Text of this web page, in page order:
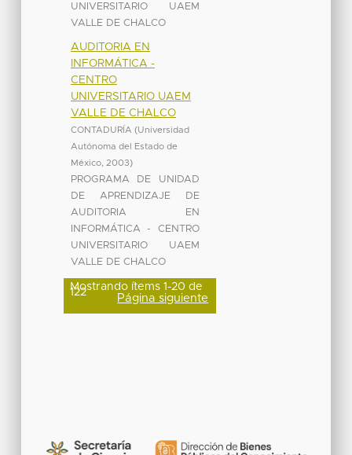
UNIVERSITARIO UAEM
VALLE DE CHALCO
AUDITORIA EN
INFORMÁTICA -
CENTRO
UNIVERSITARIO UAEM
VALLE DE CHALCO
CONTADURÍA (Universidad
Autónoma del Estado de
México, 2003)
PROGRAMA DE UNIDAD
DE APRENDIZAJE DE
AUDITORIA EN
INFORMÁTICA - CENTRO
UNIVERSITARIO UAEM
VALLE DE CHALCO
Mostrando ítems 1-20 de
122 Página siguiente